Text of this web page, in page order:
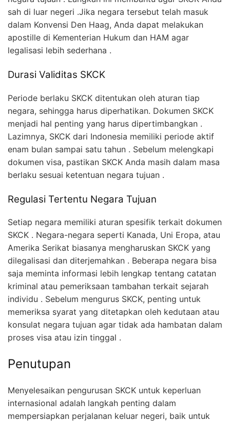
sah di luar negeri .Jika negara tersebut telah masuk
dalam Konvensi Den Haag, Anda dapat melakukan
apostille di Kementerian Hukum dan HAM agar
legalisasi lebih sederhana .
Durasi Validitas SKCK
Periode berlaku SKCK ditentukan oleh aturan tiap
negara, sehingga harus diperhatikan. Dokumen SKCK
menjadi hal penting yang harus dipertimbangkan .
Lazimnya, SKCK dari Indonesia memiliki periode aktif
enam bulan sampai satu tahun . Sebelum melengkapi
dokumen visa, pastikan SKCK Anda masih dalam masa
berlaku sesuai ketentuan negara tujuan .
Regulasi Tertentu Negara Tujuan
Setiap negara memiliki aturan spesifik terkait dokumen
SKCK . Negara-negara seperti Kanada, Uni Eropa, atau
Amerika Serikat biasanya mengharuskan SKCK yang
dilegalisasi dan diterjemahkan . Beberapa negara bisa
saja meminta informasi lebih lengkap tentang catatan
kriminal atau pemeriksaan tambahan terkait sejarah
individu . Sebelum mengurus SKCK, penting untuk
memeriksa syarat yang ditetapkan oleh kedutaan atau
konsulat negara tujuan agar tidak ada hambatan dalam
proses visa atau izin tinggal .
Penutupan
Menyelesaikan pengurusan SKCK untuk keperluan
internasional adalah langkah penting dalam
mempersiapkan perjalanan keluar negeri, baik untuk